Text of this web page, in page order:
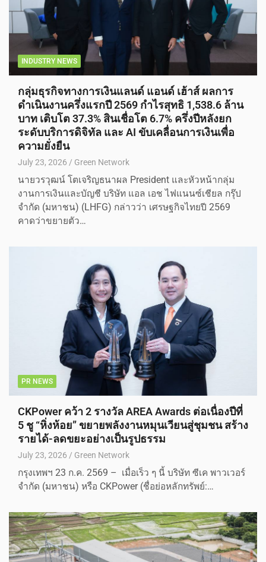
INDUSTRY NEWS
กลุ่มธุรกิจทางการเงินแลนด์ แอนด์ เฮ้าส์ ผลการ
ดำเนินงานครึ่งแรกปี 2569 กำไรสุทธิ 1,538.6 ล้าน
บาท เติบโต 37.3% สินเชื่อโต 6.7% ครึ่งปีหลังยก
ระดับบริการดิจิทัล และ AI ขับเคลื่อนการเงินเพื่อ
ความยั่งยืน
July 23, 2026 Green Network
นายวรวุฒน์ โตเจริญธนาผล President และหัวหน้ากลุ่ม
งานการเงินและบัญชี บริษัท แอล เอช ไฟแนนซ์เชียล กรุ๊ป
จำกัด (มหาชน) (LHFG) กล่าวว่า เศรษฐกิจไทยปี 2569
คาดว่าขยายตัว…
PR NEWS
CKPower คว้า 2 รางวัล AREA Awards ต่อเนื่องปีที่
5 ชู “หิ่งห้อย” ขยายพลังงานหมุนเวียนสู่ชุมชน สร้าง
รายได้-ลดขยะอย่างเป็นรูปธรรม
July 23, 2026 Green Network
กรุงเทพฯ 23 ก.ค. 2569 – เมื่อเร็ว ๆ นี้ บริษัท ซีเค พาวเวอร์
จำกัด (มหาชน) หรือ CKPower (ชื่อย่อหลักทรัพย์:…